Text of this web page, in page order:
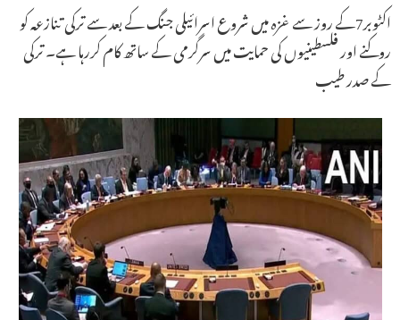
اکٹوبر7کے روز سے غزہ میں شروع اسرائیلی جنگ کے بعد سے ترکی تنازعہ کو
روکنے اور فلسطینیوں کی حمایت میں سرگرمی کے ساتھ کام کررہا ہے۔ ترکی
کے صدر طیب